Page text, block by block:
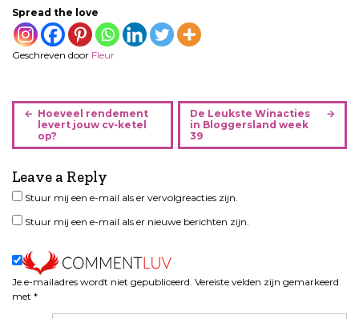
Spread the love
Geschreven door Fleur
B
r
c
h
t
v
i
g
Hoeveel rendement
levert jouw cv-ketel
op?
De Leukste Winacties
in Bloggersland week
39
Leave a Reply
Je e-mailadres wordt niet gepubliceerd. Vereiste velden zijn gemarkeerd
met *
Stuur mij een e-mail als er vervolgreacties zijn.
Stuur mij een e-mail als er nieuwe berichten zijn.